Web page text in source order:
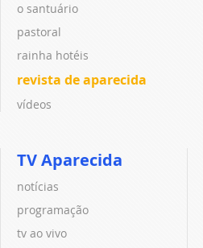
o santuário
pastoral
rainha hotéis
revista de aparecida
vídeos
TV Aparecida
notícias
programação
tv ao vivo